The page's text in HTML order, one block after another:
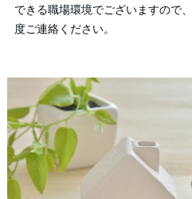
できる職場環境でございますので
度ご連絡ください。